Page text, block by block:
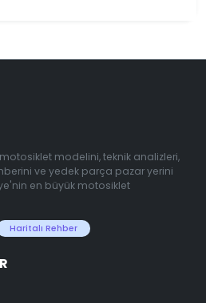
modelini, teknik analizleri,
ve yedek parça pazar yerini
en büyük motosiklet
Haritalı Rehber